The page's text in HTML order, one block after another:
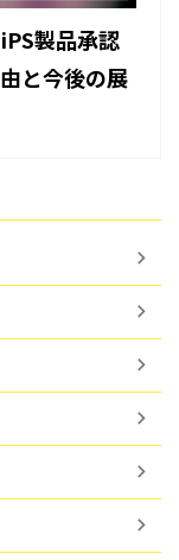
製品承認
と今後の展